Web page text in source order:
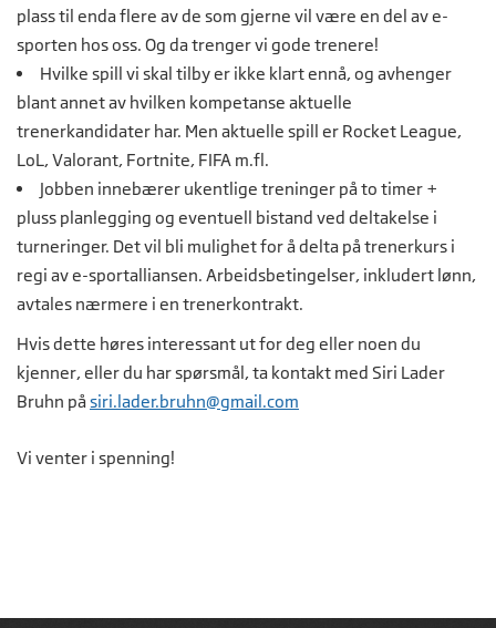
plass til enda flere av de som gjerne vil være en del av e-
sporten hos oss. Og da trenger vi gode trenere!
Hvilke spill vi skal tilby er ikke klart ennå, og avhenger
blant annet av hvilken kompetanse aktuelle
trenerkandidater har. Men aktuelle spill er Rocket League,
LoL, Valorant, Fortnite, FIFA m.fl.
Jobben innebærer ukentlige treninger på to timer +
pluss planlegging og eventuell bistand ved deltakelse i
turneringer. Det vil bli mulighet for å delta på trenerkurs i
regi av e-sportalliansen. Arbeidsbetingelser, inkludert lønn,
avtales nærmere i en trenerkontrakt.
Hvis dette høres interessant ut for deg eller noen du
kjenner, eller du har spørsmål, ta kontakt med Siri Lader
Bruhn påsiri.lader.bruhn@gmail.com
Vi venter i spenning!